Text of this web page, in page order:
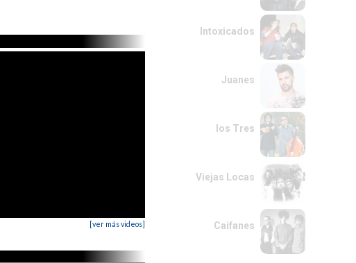
[ver más videos]
Intoxicados
Juanes
los Tres
Viejas Locas
Caifanes